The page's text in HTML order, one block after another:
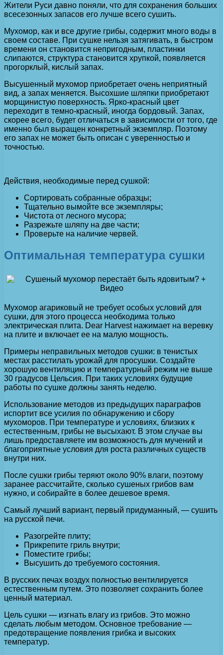
Жители Руси давно поняли, что для сохранения больших
всесезонных запасов его лучше всего сушить.
Мухомор, как и все другие грибы, содержит много воды в
своем составе. При сушке нельзя затягивать, в быстром
времени он становится непригодным, пластинки
слипаются, структура становится хрупкой, появляется
прогорклый, кислый запах.
Высушенный мухомор приобретает очень неприятный
вид, а запах меняется. Высохшие шляпки приобретают
морщинистую поверхность. Ярко-красный цвет
переходит в темно-красный, иногда бордовый. Запах,
скорее всего, будет отличаться в зависимости от того, где
именно был выращен конкретный экземпляр. Поэтому
его запах не может быть описан с уверенностью и
точностью.
Действия, необходимые перед сушкой:
Сортировать собранные образцы;
Тщательно вымойте все экземпляры;
Чистота от лесного мусора;
Разрежьте шляпу на две части;
Проверьте на наличие червей.
Оптимальная температура сушки
Мухомор агариковый не требует особых условий для
сушки, для этого процесса необходима только
электрическая плита. Dear Harvest нажимает на веревку
на плите и включает ее на малую мощность.
Примеры неправильных методов сушки: в тенистых
местах расстилать урожай для просушки. Создайте
хорошую вентиляцию и температурный режим не выше
30 градусов Цельсия. При таких условиях будущие
работы по сушке должны занять неделю.
Использование методов из предыдущих параграфов
испортит все усилия по обнаружению и сбору
мухоморов. При температуре и условиях, близких к
естественным, грибы не высыхают. В этом случае вы
лишь предоставляете им возможность для мучений и
благоприятные условия для роста различных существ
внутри них.
После сушки грибы теряют около 90% влаги, поэтому
заранее рассчитайте, сколько сушеных грибов вам
нужно, и собирайте в более дешевое время.
Самый лучший вариант, первый придуманный, — сушить
на русской печи.
Разогрейте плиту;
Прикрепите гриль внутри;
Поместите грибы;
Высушить до требуемого состояния.
В русских печах воздух полностью вентилируется
естественным путем. Это позволяет сохранить более
ценный материал.
Цель сушки — изгнать влагу из грибов. Это можно
сделать любым методом. Основное требование —
предотвращение появления грибка и высоких
температур.